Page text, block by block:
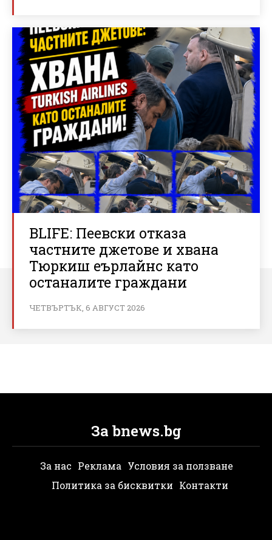
BLIFE: Пеевски отказа
частните джетове и хвана
Тюркиш еърлайнс като
останалите граждани
ЧЕТВЪРТЪК, 6 АВГУСТ 2026
За bnews.bg
За нас Реклама Условия за ползване
Политика за бисквитки Контакти